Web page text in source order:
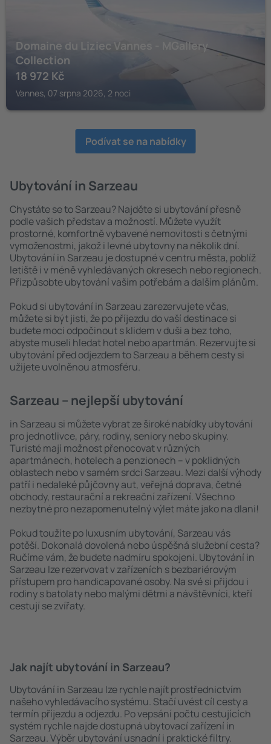
Domaine du Liziec Vannes - MGallery
Collection
18 972 Kč
Vannes, 07 srpna 2026, 2 noci
Podívat se na nabídky
Ubytování in Sarzeau
Chystáte se to Sarzeau? Najděte si ubytování přesně
podle vašich představ a možností. Můžete využít
prostorné, komfortně vybavené nemovitosti s četnými
vymoženostmi, jakož i levné ubytovny na několik dní.
Ubytování in Sarzeau je dostupné v centru města, poblíž
letiště i v méně vyhledávaných okresech nebo regionech.
Přizpůsobte ubytování vašim potřebám a dalším plánům.
Pokud si ubytování in Sarzeau zarezervujete včas,
můžete si být jisti, že po příjezdu do vaší destinace si
budete moci odpočinout s klidem v duši a bez toho,
abyste museli hledat hotel nebo apartmán. Rezervujte si
ubytování před odjezdem to Sarzeau a během cesty si
užijete uvolněnou atmosféru.
Sarzeau – nejlepší ubytování
in Sarzeau si můžete vybrat ze široké nabídky ubytování
pro jednotlivce, páry, rodiny, seniory nebo skupiny.
Turisté mají možnost přenocovat v různých
apartmánech, hotelech a penzionech – v poklidných
oblastech nebo v samém srdci Sarzeau. Mezi další výhody
patří i nedaleké půjčovny aut, veřejná doprava, četné
obchody, restaurační a rekreační zařízení. Všechno
nezbytné pro nezapomenutelný výlet máte jako na dlani!
Pokud toužíte po luxusním ubytování, Sarzeau vás
potěší. Dokonalá dovolená nebo úspěšná služební cesta?
Ručíme vám, že budete nadmíru spokojeni. Ubytování in
Sarzeau lze rezervovat v zařízeních s bezbariérovým
přístupem pro handicapované osoby. Na své si přijdou i
rodiny s batolaty nebo malými dětmi a návštěvníci, kteří
cestují se zvířaty.
Jak najít ubytování in Sarzeau?
Ubytování in Sarzeau lze rychle najít prostřednictvím
našeho vyhledávacího systému. Stačí uvést cíl cesty a
termín příjezdu a odjezdu. Po vepsání počtu cestujících
systém rychle najde dostupná ubytovací zařízení in
Sarzeau. Výběr ubytování usnadní i praktické filtry.